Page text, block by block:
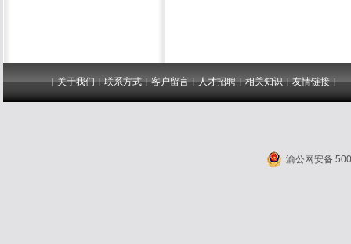
|关于我们 |联系方式 |客户留言 |人才招聘 |相关知识 |友情链接 |
渝公网安备